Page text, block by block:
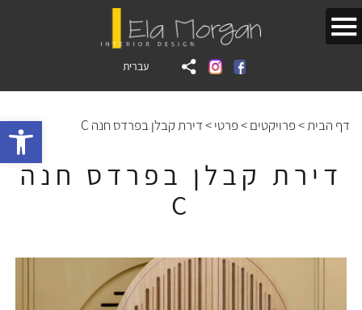
עברית
דף הבית>פרויקטים>פרטי>דירת קבלן בפרדס חנה C
דירת קבלן בפרדס חנה
C